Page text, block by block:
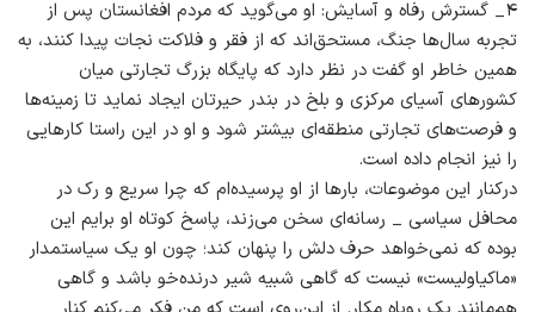
۴_ گسترش رفاه و آسایش: او می‌گوید که مردم افغانستان پس از
تجربه سال‌ها جنگ، مستحق‌اند که از فقر و فلاکت نجات پیدا کنند، به
همین خاطر او گفت در نظر دارد که پایگاه بزرگ تجارتی میان
کشورهای آسیای مرکزی و بلخ در بندر حیرتان ایجاد نماید تا زمینه‌ها
و فرصت‌های تجارتی منطقه‌ای بیشتر شود و او در این راستا کارهایی
را نیز انجام داده است.
درکنار این موضوعات، بارها از او پرسیده‌ام که چرا سریع و رک در
محافل سیاسی _ رسانه‌ای سخن می‌زند، پاسخ کوتاه او برایم این
بوده که نمی‌خواهد حرف دلش را پنهان کند؛ چون او یک سیاستمدار
«ماکیاولیست» نیست که گاهی شبیه شیر درنده‌خو باشد و گاهی